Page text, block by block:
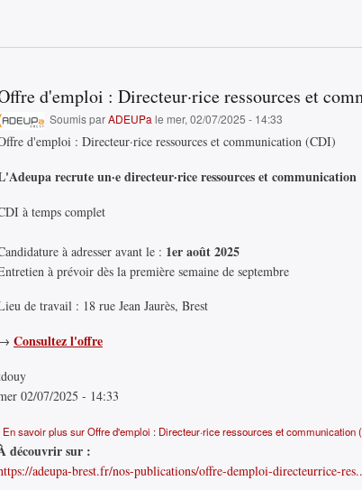
d'emploi : Directeur·rice ressources et
Soumis parADEUPa le mer, 02/07/2025 - 14:33
d'emploi : Directeur·rice ressources et communication (CDI)
recrute un·e directeur·rice ressources et communication
à temps complet
à adresser avant le : 1er août 2025
à prévoir dès la première semaine de septembre
de travail : 18 rue Jean Jaurès, Brest
Consultez l'offre
02/07/2025 - 14:33
En savoir plussur Offre d'emploi : Directeur·rice ressources et communication
découvrir sur :
adeupa-brest.fr/nos-publications/offre-demploi-directeurrice-